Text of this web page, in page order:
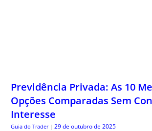
Previdência Privada: As 10
Opções Comparadas Sem
Interesse
Guia do Trader | 29 de outubro de 2025